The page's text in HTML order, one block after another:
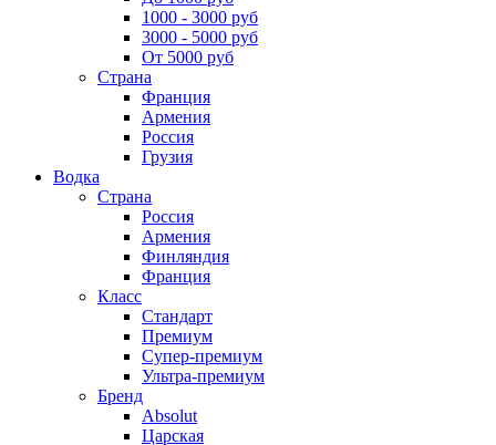
1000 - 3000 руб
3000 - 5000 руб
От 5000 руб
Страна
Франция
Армения
Россия
Грузия
Водка
Страна
Россия
Армения
Финляндия
Франция
Класс
Стандарт
Премиум
Супер-премиум
Ультра-премиум
Бренд
Absolut
Царская